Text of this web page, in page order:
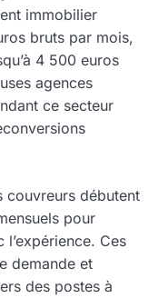
immobilier
bruts par mois,
4 500 euros
agences
ce secteur
couvreurs débutent
pour
Ces
demande et
des postes à